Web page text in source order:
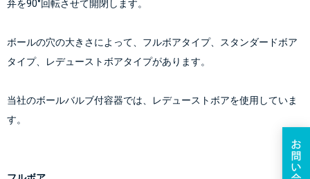
弁を90°回転させて開閉します。
ボールの穴の大きさによって、フルボアタイプ、スタンダードボア
タイプ、レデューストボアタイプがあります。
当社のボールバルブ付容器では、レデューストボアを使用していま
す。